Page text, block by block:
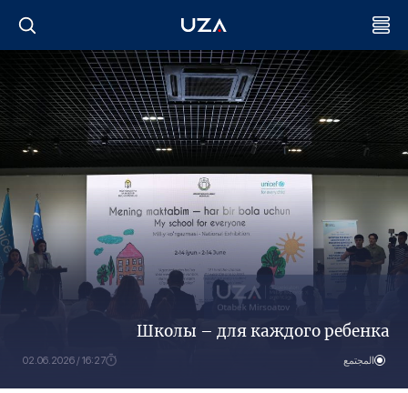
Школы – для каждого ребенка
المجتمع 16:27 / 02.06.2026